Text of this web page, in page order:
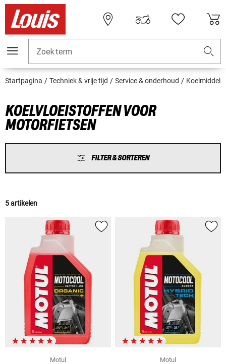
Zoekterm
Startpagina Techniek & vrije tijd Service & onderhoud Koelmiddel
KOELVLOEISTOFFEN VOOR
MOTORFIETSEN
FILTER & SORTEREN
5 artikelen
Motul
Motul